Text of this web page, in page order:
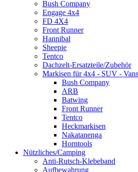
Bush Company
Engage 4x4
FD 4X4
Front Runner
Hannibal
Sheepie
Tentco
Dachzelt-Ersatzteile/Zubehör
Markisen für 4x4 - SUV - Vans
Bush Company
ARB
Batwing
Front Runner
Tentco
Heckmarkisen
Nakatanenga
Horntools
Nützliches/Camping
Anti-Rutsch-Klebeband
Aufbewahrung